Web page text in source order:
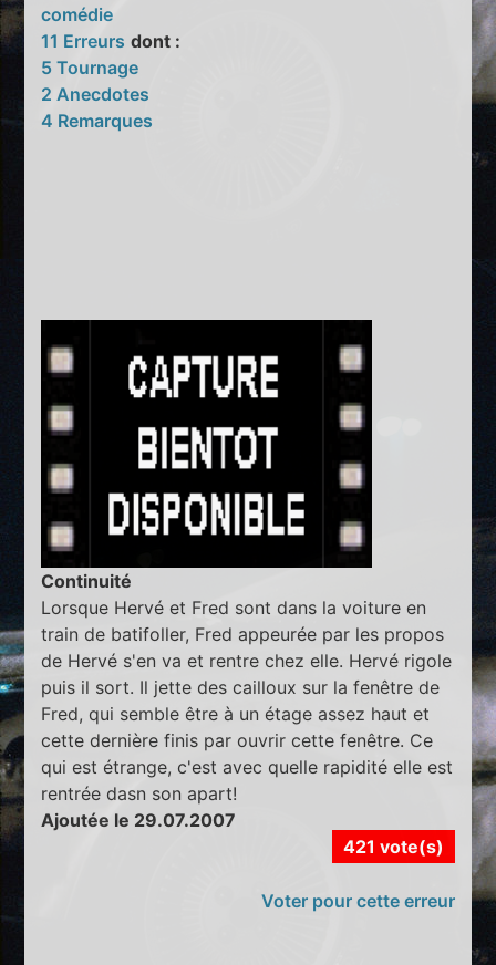
comédie
11 Erreurs dont :
5 Tournage
2 Anecdotes
4 Remarques
Continuité
Lorsque Hervé et Fred sont dans la voiture en
train de batifoller, Fred appeurée par les propos
de Hervé s'en va et rentre chez elle. Hervé rigole
puis il sort. Il jette des cailloux sur la fenêtre de
Fred, qui semble être à un étage assez haut et
cette dernière finis par ouvrir cette fenêtre. Ce
qui est étrange, c'est avec quelle rapidité elle est
rentrée dasn son apart!
Ajoutée le 29.07.2007
421 vote(s)
Voter pour cette erreur